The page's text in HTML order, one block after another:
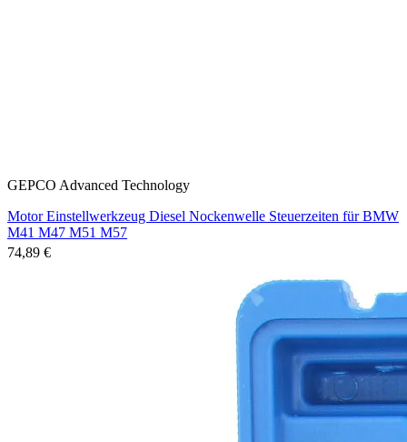
GEPCO Advanced Technology
Motor Einstellwerkzeug Diesel Nockenwelle Steuerzeiten für BMW
M41 M47 M51 M57
74,89 €